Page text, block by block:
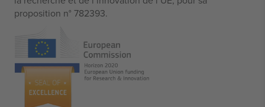
proposition n° 782393.